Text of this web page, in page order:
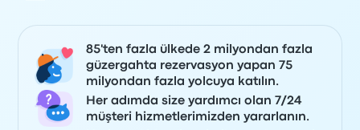
85'ten fazla ülkede 2 milyondan fazla
güzergahta rezervasyon yapan 75
milyondan fazla yolcuya katılın.
Her adımda size yardımcı olan 7/24
müşteri hizmetlerimizden yararlanın.